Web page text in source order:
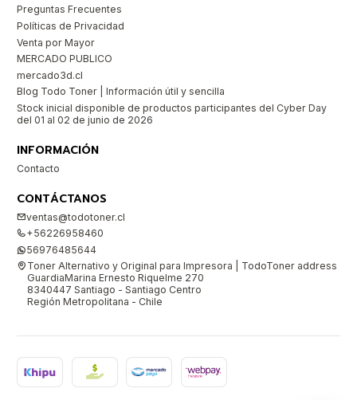
Preguntas Frecuentes
Políticas de Privacidad
Venta por Mayor
MERCADO PUBLICO
mercado3d.cl
Blog Todo Toner | Información útil y sencilla
Stock inicial disponible de productos participantes del Cyber Day
del 01 al 02 de junio de 2026
INFORMACIÓN
Contacto
CONTÁCTANOS
ventas@todotoner.cl
+56226958460
56976485644
Toner Alternativo y Original para Impresora | TodoToner address
GuardiaMarina Ernesto Riquelme 270
8340447 Santiago - Santiago Centro
Región Metropolitana - Chile